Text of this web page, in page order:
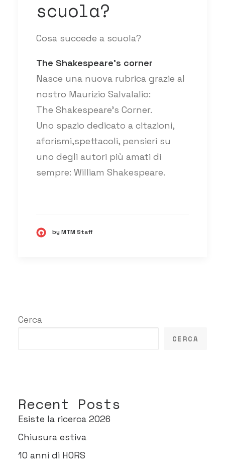
scuola?
Cosa succede a scuola?
The Shakespeare’s corner
Nasce una nuova rubrica grazie al
nostro Maurizio Salvalalio:
The Shakespeare's Corner.
Uno spazio dedicato a citazioni,
aforismi,spettacoli, pensieri su
uno degli autori più amati di
sempre: William Shakespeare.
by MTM Staff
Cerca
CERCA
Recent Posts
Esiste la ricerca 2026
Chiusura estiva
10 anni di HORS